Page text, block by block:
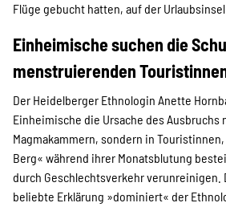
Flüge gebucht hatten, auf der
Einheimische suchen die
menstruierenden
Der Heidelberger Ethnologin Anette
Einheimische die Ursache des
Magmakammern, sondern in
Berg« während ihrer Monatsblutung
durch Geschlechtsverkehr verunreinigen.
beliebte Erklärung »dominiert« der